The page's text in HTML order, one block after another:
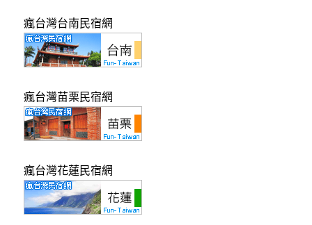
瘋台灣台南民宿網
瘋台灣苗栗民宿網
瘋台灣花蓮民宿網